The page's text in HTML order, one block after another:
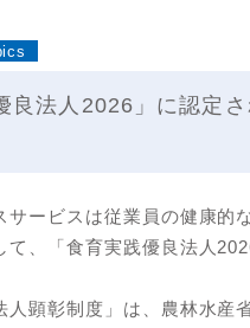
良法人2026」に認定さ
サービスは従業員の健康的
て、「食育実践優良法人
人顕彰制度」は、農林水産